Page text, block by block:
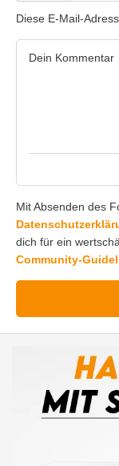
Diese E-Mail-
Mit Absenden des
dich für ein
Community-